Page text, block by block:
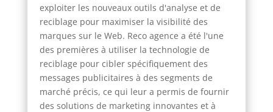
exploiter les nouveaux outils d'analyse et de
reciblage pour maximiser la visibilité des
marques sur le Web. Reco agence a été l'une
des premières à utiliser la technologie de
reciblage pour cibler spécifiquement des
messages publicitaires à des segments de
marché précis, ce qui leur a permis de fournir
des solutions de marketing innovantes et à